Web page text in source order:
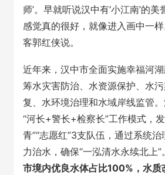
师’。早就听说汉中有‘小江南’的美
感觉真的很好，就像进入画中一
客郭红侠说。
近年来，汉中市全面实施幸福河
筹水灾害防治、水资源保护、水
复、水环境治理和水域岸线监管
“河长+警长+检察长”工作模式，
青”“志愿红”3支队伍，通过系统
力治水，确保“一泓清水永续北上”。
市境内优良水体占比100%，水质